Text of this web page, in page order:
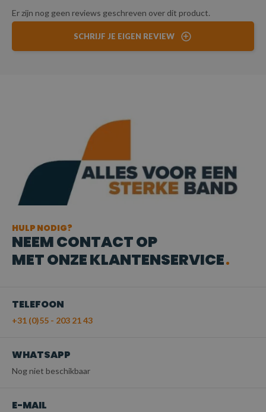
Er zijn nog geen reviews geschreven over dit product.
SCHRIJF JE EIGEN REVIEW
HULP NODIG?
NEEM CONTACT OP
MET ONZE KLANTENSERVICE
TELEFOON
+31 (0)55 - 203 21 43
WHATSAPP
Nog niet beschikbaar
E-MAIL